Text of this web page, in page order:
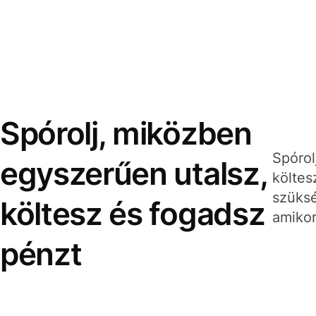
Spórolj, miközben
egyszerűen utalsz,
költesz és fogadsz
pénzt